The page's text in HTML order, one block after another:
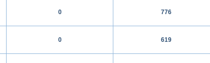
0 776
0 619